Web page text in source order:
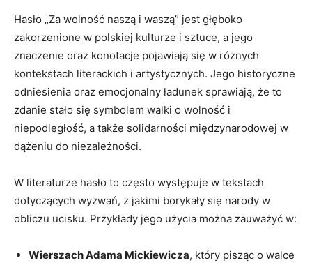
Hasło „Za​ wolność naszą i waszą”⁢ jest ⁤głęboko
zakorzenione⁤ w polskiej ⁣kulturze i sztuce, a jego
znaczenie oraz konotacje pojawiają ‍się w różnych
kontekstach⁤ literackich i artystycznych. Jego historyczne
odniesienia​ oraz emocjonalny ładunek sprawiają, że to
zdanie stało się symbolem walki o wolność i
niepodległość, a⁤ także solidarności międzynarodowej w​
dążeniu do⁣ niezależności.
W literaturze hasło to często występuje w tekstach‍
dotyczących wyzwań, z jakimi borykały się ⁣narody w​
obliczu ucisku.⁤ Przykłady jego użycia można zauważyć w:
Wierszach Adama Mickiewicza, który pisząc ‌o walce​